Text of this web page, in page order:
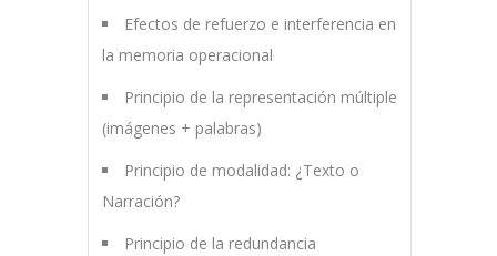
Efectos de refuerzo e interferencia en
la memoria operacional
Principio de la representación múltiple
(imágenes + palabras)
Principio de modalidad: ¿Texto o
Narración?
Principio de la redundancia